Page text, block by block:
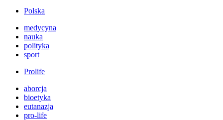
Polska
medycyna
nauka
polityka
sport
Prolife
aborcja
bioetyka
eutanazja
pro-life